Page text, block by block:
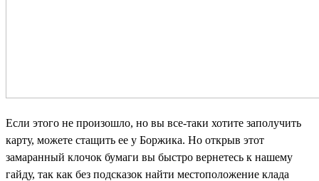
Если этого не произошло, но вы все-таки хотите заполучить
карту, можете стащить ее у Боржика. Но открыв этот
замаранный клочок бумаги вы быстро вернетесь к нашему
гайду, так как без подсказок найти местоположение клада